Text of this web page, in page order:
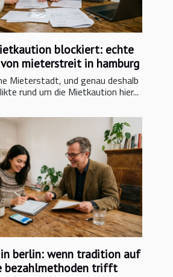
blockiert: echte
mieterstreit in hamburg
Mieterstadt, und genau deshalb
rund um die Mietkaution hier...
berlin: wenn tradition auf
bezahlmethoden trifft